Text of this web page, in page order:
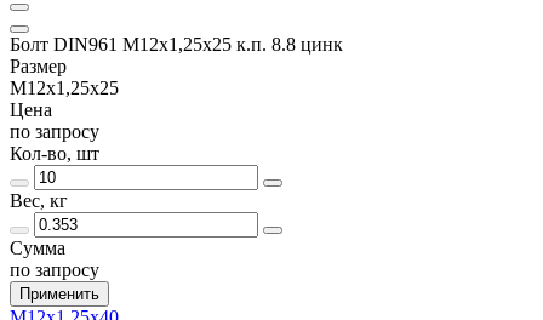
Болт DIN961 М12х1,25х25 к.п. 8.8 цинк
Размер
М12х1,25х25
Цена
по запросу
Кол-во, шт
Вес, кг
Сумма
по запросу
Применить